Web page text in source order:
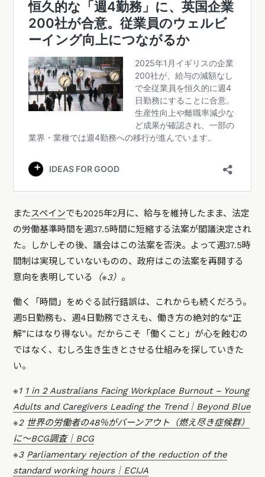
またスペインでも2025年2月に、給与を維持したまま、法定
の労働基準時間を週37.5時間に短縮する法案が閣議決定され
た。しかしその後、議会はこの法案を否決。よって週37.5時
間制は実現していないものの、政府はこの法案を再開する
意向を表明している
（※3） 。
働く「時間」をめぐる試行錯誤は、これからも続くだろう。
週5日勤務も、週4日勤務でさえも、働き方の絶対的な“正
解”にはなり得ない。だからこそ「働くこと」が心を蝕むの
ではなく、むしろ生き生きとさせる仕組みを探していきた
い。
※1 1 in 2 Australians Facing Workplace Burnout – Young
Adults and Caregivers Leading the Trend｜Beyond Blue
※2 世界の労働者の48％がバーンアウト（燃え尽き症候群）
に～BCG調査｜BCG
※3 Parliamentary rejection of the reduction of the
standard working hours｜ECIJA